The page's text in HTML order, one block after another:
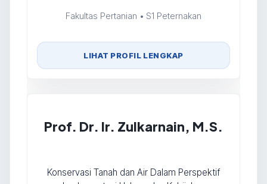
Fakultas Pertanian • S1 Peternakan
LIHAT PROFIL LENGKAP
Prof. Dr. Ir. Zulkarnain, M.S.
Konservasi Tanah dan Air Dalam Perspektif